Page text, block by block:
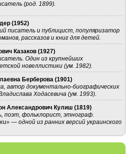
(род. 1899).
(1952)
писатель и публицист, популяризатор
рассказов и книг для детей.
Казаков (1927)
Один из крупнейших
новеллистики (ум. 1982).
Берберова (1901)
автор документально-биографических
Ходасевича (ум. 1993).
Александрович Кулиш (1819)
поэт, фольклорист, этнограф.
— одной из ранних версий украинского